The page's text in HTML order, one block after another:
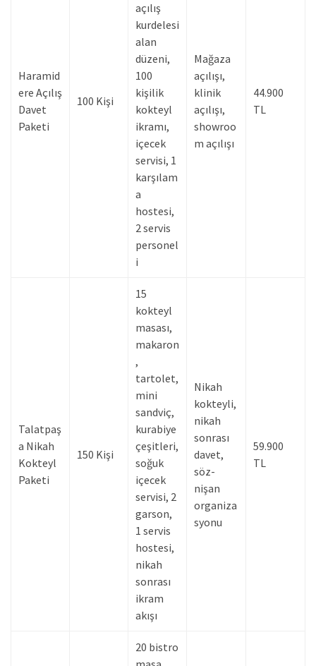
Haramid
ere Açılış
Davet
Paketi
100 Kişi
açılış
kurdelesi
alan
düzeni,
100
kişilik
kokteyl
ikramı,
içecek
servisi, 1
karşılam
a
hostesi,
2 servis
personel
i
Mağaza
açılışı,
klinik
açılışı,
showroo
m açılışı
44.900
TL
Talatpaş
a Nikah
Kokteyl
Paketi
150 Kişi
15
kokteyl
masası,
makaron
,
tartolet,
mini
sandviç,
kurabiye
çeşitleri,
soğuk
içecek
servisi, 2
garson,
1 servis
hostesi,
nikah
sonrası
ikram
akışı
Nikah
kokteyli,
nikah
sonrası
davet,
söz-
nişan
organiza
syonu
59.900
TL
20 bistro